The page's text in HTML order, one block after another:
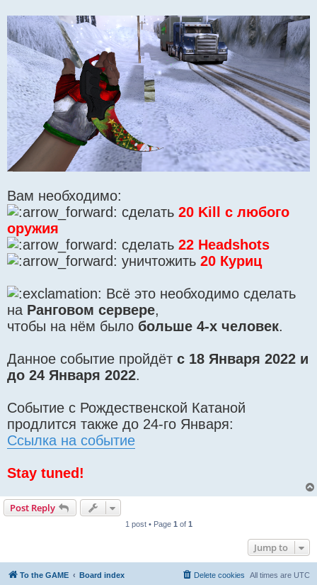
Вам необходимо:
сделать 20 Kill с любого
оружия
сделать 22 Headshots
уничтожить 20 Куриц
Всё это необходимо сделать
на Ранговом сервере,
чтобы на нём было больше 4-х человек.
Данное событие пройдёт с 18 Января 2022 и
до 24 Января 2022.
Событие с Рождественской Катаной
продлится также до 24-го Января:
Ссылка на событие
Stay tuned!
Post Reply
1 post • Page 1 of 1
Jump to
To the GAME Board index All times are UTC
Delete cookies